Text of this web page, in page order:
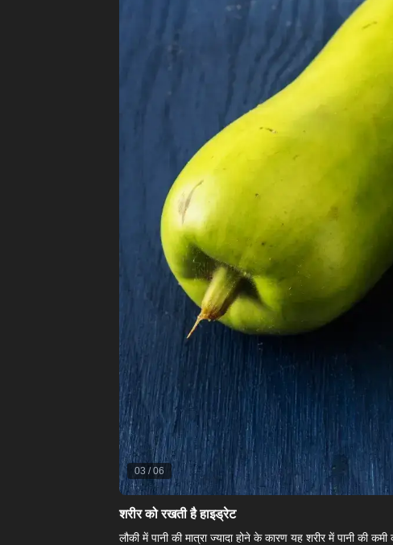
03 /06
​शरीर को रखती है हाइड्रेट​
लौकी में पानी की मात्रा ज्यादा होने के कारण यह शरीर में पानी की